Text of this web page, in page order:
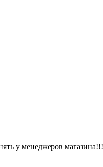
у менеджеров магазина!!!